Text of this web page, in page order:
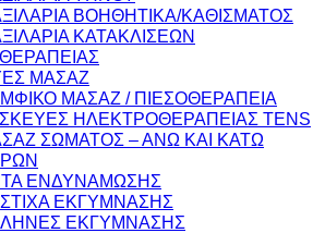
ΒΟΗΘΗΤΙΚΑ/ΚΑΘΙΣΜΑΤΟΣ
ΚΑΤΑΚΛΙΣΕΩΝ
ΜΑΣΑΖ
ΜΑΣΑΖ / ΠΙΕΣΟΘΕΡΑΠΕΙΑ
ΗΛΕΚΤΡΟΘΕΡΑΠΕΙΑΣ TENS
ΣΩΜΑΤΟΣ – ΑΝΩ ΚΑΙ ΚΑΤΩ
ΕΝΔΥΝΑΜΩΣΗΣ
ΕΚΓΥΜΝΑΣΗΣ
ΕΚΓΥΜΝΑΣΗΣ